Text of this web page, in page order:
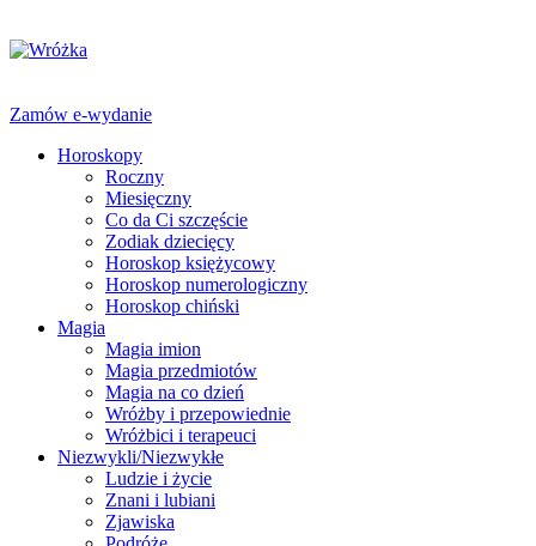
Zamów e-wydanie
Horoskopy
Roczny
Miesięczny
Co da Ci szczęście
Zodiak dziecięcy
Horoskop księżycowy
Horoskop numerologiczny
Horoskop chiński
Magia
Magia imion
Magia przedmiotów
Magia na co dzień
Wróżby i przepowiednie
Wróżbici i terapeuci
Niezwykli/Niezwykłe
Ludzie i życie
Znani i lubiani
Zjawiska